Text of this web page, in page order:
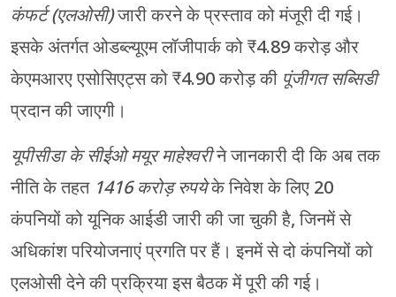
कंफर्ट (एलओसी)जारी करने के प्रस्ताव को मंजूरी दी गई।
इसके अंतर्गत ओडब्ल्यूएम लॉजीपार्क को ₹4.89 करोड़ और
केएमआरए एसोसिएट्स को ₹4.90 करोड़ की पूंजीगत सब्सिडी
प्रदान की जाएगी।
यूपीसीडा के सीईओ मयूर माहेश्वरीने जानकारी दी कि अब तक
नीति के तहत 1416 करोड़ रुपयेके निवेश के लिए 20
कंपनियों को यूनिक आईडी जारी की जा चुकी है, जिनमें से
अधिकांश परियोजनाएं प्रगति पर हैं। इनमें से दो कंपनियों को
एलओसी देने की प्रक्रिया इस बैठक में पूरी की गई।